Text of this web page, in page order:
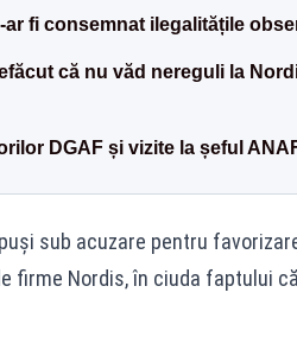
fi consemnat ilegalitățile
că nu văd nereguli la
DGAF și vizite la șeful
sub acuzare pentru
firme Nordis, în ciuda faptului